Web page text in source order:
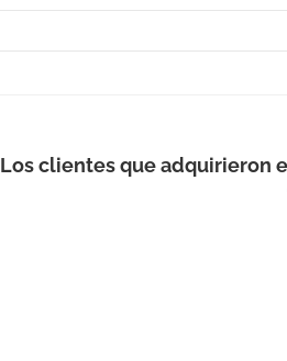
Los clientes que adquirieron